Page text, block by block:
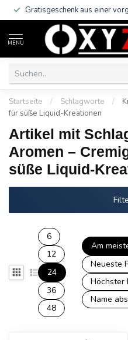
Gratisgeschenk aus einer
MENU
Startseite / Schlagworte /
für süße Liquid-Kreationen
Artikel mit
Aromen –
süße Liquid-
6
12
24
36
48
Am
Neueste
Höchster
Name